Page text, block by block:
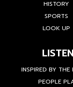
HISTORY
SPORTS
LOOK UP
LISTEN
INSPIRED BY THE
PEOPLE